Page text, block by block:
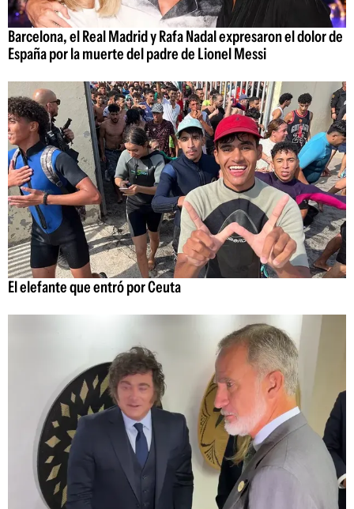
Barcelona, el Real Madrid y Rafa Nadal expresaron el dolor de
España por la muerte del padre de Lionel Messi
El elefante que entró por Ceuta